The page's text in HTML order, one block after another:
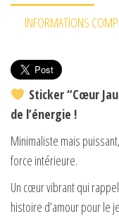
INFORMATIONS
Sticker “Cœur
de l’énergie !
Minimaliste mais
force intérieure.
Un cœur vibrant qui
histoire d’amour pour le